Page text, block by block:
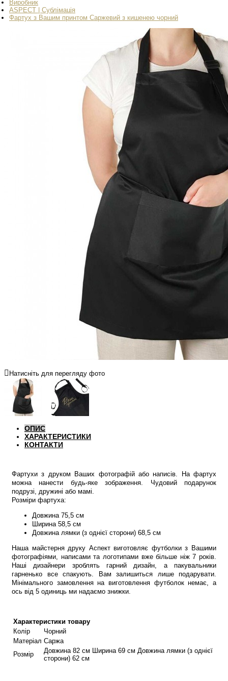
Виробник
ASPECT | Сублімація
Фартух з Вашим принтом Саржевий з кишенею чорний
Натисніть для перегляду фото
ОПИС
ХАРАКТЕРИСТИКИ
КОНТАКТИ
Фартухи з друком Ваших фотографій або написів. На фартух
можна нанести будь-яке зображення. Чудовий подарунок
подрузі, дружині або мамі.
Розміри фартуха:
Довжина 75,5 см
Ширина 58,5 см
Довжина лямки (з однієї сторони) 68,5 см
Наша майстерня друку Аспект виготовляє футболки з Вашими
фотографіями, написами та логотипами вже більше ніж 7 років.
Наші дизайнери зроблять гарний дизайн, а пакувальники
гарненько все спакують. Вам залишиться лише подарувати.
Мінімального замовлення на виготовлення футболок немає, а
ось від 5 одиниць ми надаємо знижки.
Характеристики товару
Колір
Чорний
Матеріал Саржа
Розмір
Довжина 82 см Ширина 69 см Довжина лямки (з однієї
сторони) 62 см